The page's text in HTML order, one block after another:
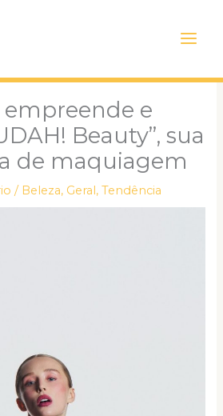
Menu
empreende e
Beauty”, sua
de maquiagem
/ Beleza, Geral,Tendência